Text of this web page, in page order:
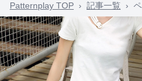
Patternplay TOP › 記事一覧 ›